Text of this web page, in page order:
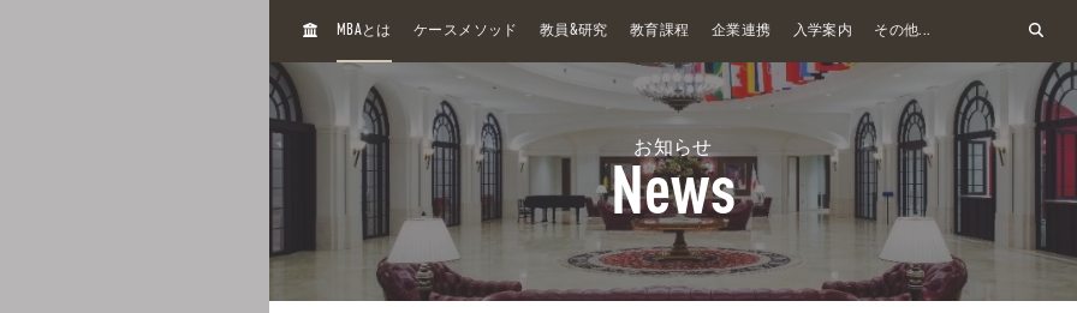
H
MBAとは ケースメソッド 教員&研究 教育課程 企業連携 入学案内 その他...
お知らせ
News